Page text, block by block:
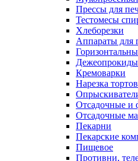
Прессы для
Тестомесы
Хлеборезки
Аппараты для
Кремоварки
Нарезка
Отсадочные
Отсадочные
Пекарни
Пекарские
Пищевое
Противни,